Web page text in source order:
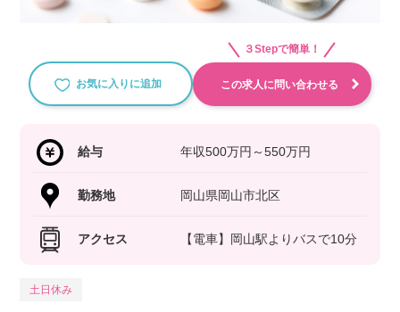
お気に入りに追加
３Stepで簡単！
この求人に問い合わせる
給与 年収500万円～550万円
勤務地 岡山県岡山市北区
アクセス 【電車】岡山駅よりバスで10分
土日休み